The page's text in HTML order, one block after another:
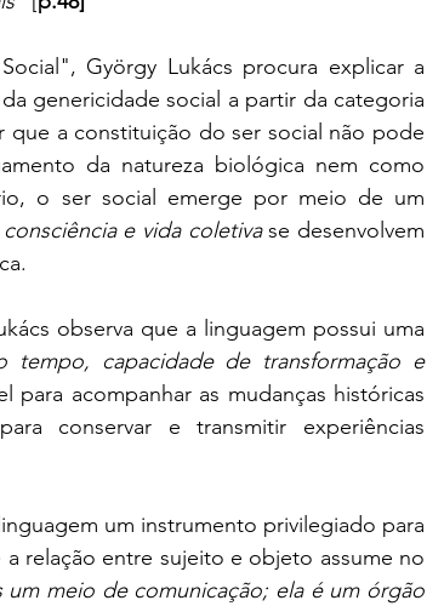
György Lukács procura explicar a
genericidade social a partir da categoria
a constituição do ser social não pode
da natureza biológica nem como
o ser social emerge por meio de um
e vida coletiva se desenvolvem
observa que a linguagem possui uma
tempo, capacidade de transformação e
para acompanhar as mudanças históricas
conservar e transmitir experiências
um instrumento privilegiado para
relação entre sujeito e objeto assume no
um meio de comunicação; ela é um órgão